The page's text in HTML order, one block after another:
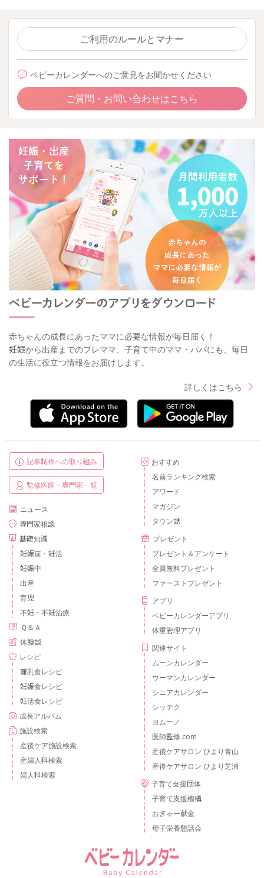
ご利用のルールとマナー
ベビーカレンダーへのご意見をお聞かせください
ご質問・お問い合わせはこちら
赤ちゃんの成長にあったママに必要な情報が毎日届く！
妊娠から出産までのプレママ、子育て中のママ・パパにも、毎日
の生活に役立つ情報をお届けします。
詳しくはこちら
記事制作への取り組み
監修医師・専門家一覧
ニュース
専門家相談
基礎知識
妊娠前・妊活
妊娠中
出産
育児
不妊・不妊治療
Ｑ＆Ａ
体験談
レシピ
離乳食レシピ
妊娠食レシピ
妊活食レシピ
成長アルバム
施設検索
産後ケア施設検索
産婦人科検索
婦人科検索
おすすめ
名前ランキング検索
アワード
マガジン
タウン誌
プレゼント
プレゼント＆アンケート
全員無料プレゼント
ファーストプレゼント
アプリ
ベビーカレンダーアプリ
体重管理アプリ
関連サイト
ムーンカレンダー
ウーマンカレンダー
シニアカレンダー
シッテク
ヨムーノ
医師監修.com
産後ケアサロン ひより青山
産後ケアサロン ひより芝浦
子育て支援団体
子育て支援機構
おぎゃー献金
母子栄養懇話会